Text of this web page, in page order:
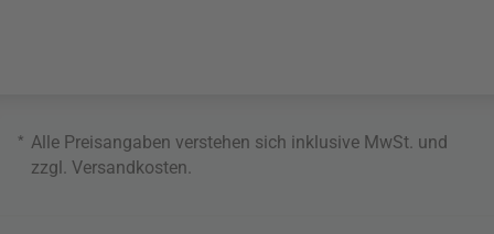
* Alle Preisangaben verstehen sich inklusive MwSt. und
zzgl. Versandkosten